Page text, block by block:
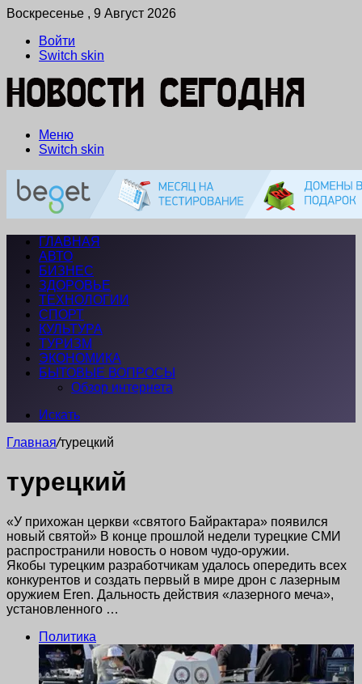
Воскресенье , 9 Август 2026
Войти
Switch skin
Меню
Switch skin
ГЛАВНАЯ
АВТО
БИЗНЕС
ЗДОРОВЬЕ
ТЕХНОЛОГИИ
СПОРТ
КУЛЬТУРА
ТУРИЗМ
ЭКОНОМИКА
БЫТОВЫЕ ВОПРОСЫ
Обзор интернета
Искать
Главная/турецкий
турецкий
«У прихожан церкви «святого Байрактара» появился
новый святой» В конце прошлой недели турецкие СМИ
распространили новость о новом чудо-оружии.
Якобы турецким разработчикам удалось опередить всех
конкурентов и создать первый в мире дрон с лазерным
оружием Eren. Дальность действия «лазерного меча»,
установленного …
Политика